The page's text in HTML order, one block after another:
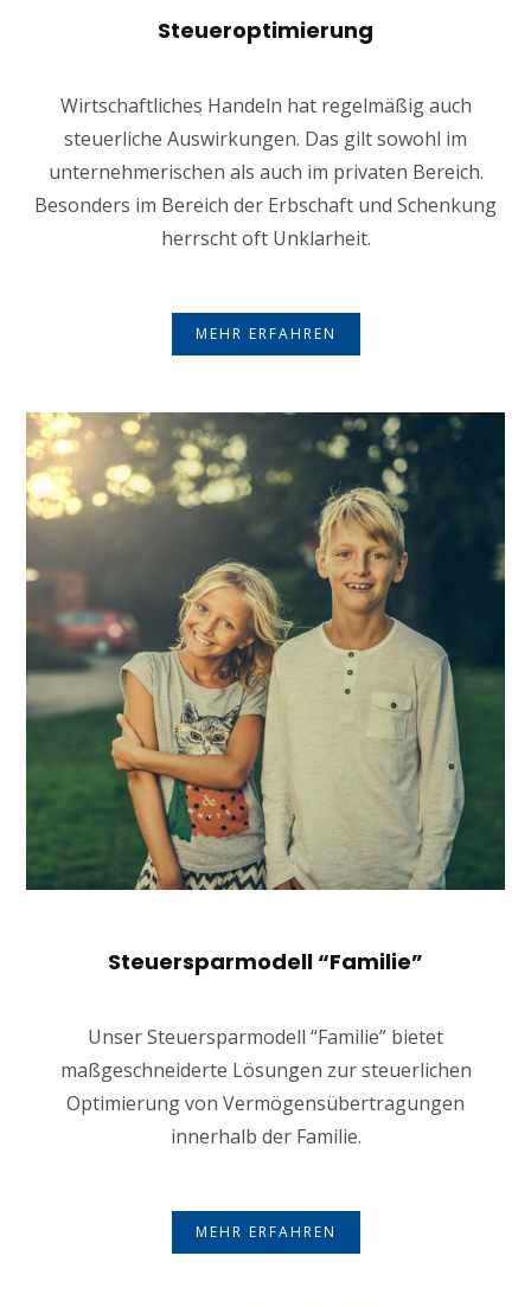
Steueroptimierung
Wirtschaftliches Handeln hat regelmäßig auch
steuerliche Auswirkungen. Das gilt sowohl im
unternehmerischen als auch im privaten Bereich.
Besonders im Bereich der Erbschaft und Schenkung
herrscht oft Unklarheit.
MEHR ERFAHREN
Steuersparmodell “Familie”
Unser Steuersparmodell “Familie” bietet
maßgeschneiderte Lösungen zur steuerlichen
Optimierung von Vermögensübertragungen
innerhalb der Familie.
MEHR ERFAHREN